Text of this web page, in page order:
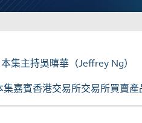
本集主持吳暿華（Jeffrey Ng）
集嘉賓香港交易所交易所買賣產